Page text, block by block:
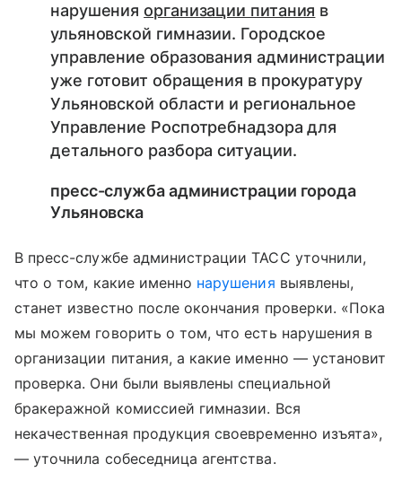
нарушенияорганизации питания в
ульяновской гимназии. Городское
управление образования администрации
уже готовит обращения в прокуратуру
Ульяновской области и региональное
Управление Роспотребнадзора для
детального разбора ситуации.
пресс-служба администрации города
Ульяновска
В пресс-службе администрации ТАСС уточнили,
что о том, какие именно нарушения выявлены,
станет известно после окончания проверки. «Пока
мы можем говорить о том, что есть нарушения в
организации питания, а какие именно — установит
проверка. Они были выявлены специальной
бракеражной комиссией гимназии. Вся
некачественная продукция своевременно изъята»,
— уточнила собеседница агентства.